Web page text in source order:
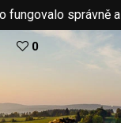
fungovalo správně
0